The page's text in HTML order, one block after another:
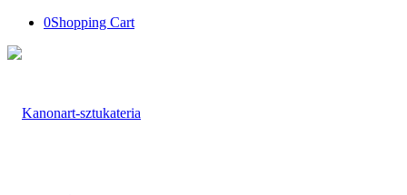
0Shopping Cart